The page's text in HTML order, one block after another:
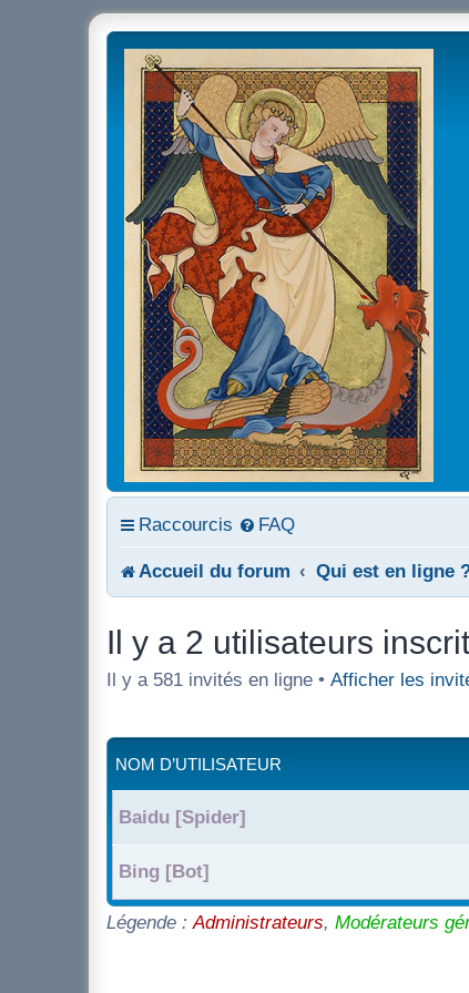
Raccourcis FAQ
Accueil du forum Qui est en ligne
Il y a 2 utilisateurs
Il y a 581 invités en ligne • Afficher les
NOM D’UTILISATEUR
Baidu [Spider]
Bing [Bot]
Légende : Administrateurs, Modérateurs